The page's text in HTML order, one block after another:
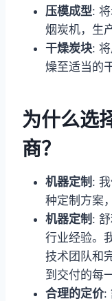
压模成型:
烟炭机，生
干燥炭块:
燥至适当的
为什么选
商？
机器定制 :
种定制方案
机器定制 :
行业经验。
技术团队和
到交付的每
合理的定价: